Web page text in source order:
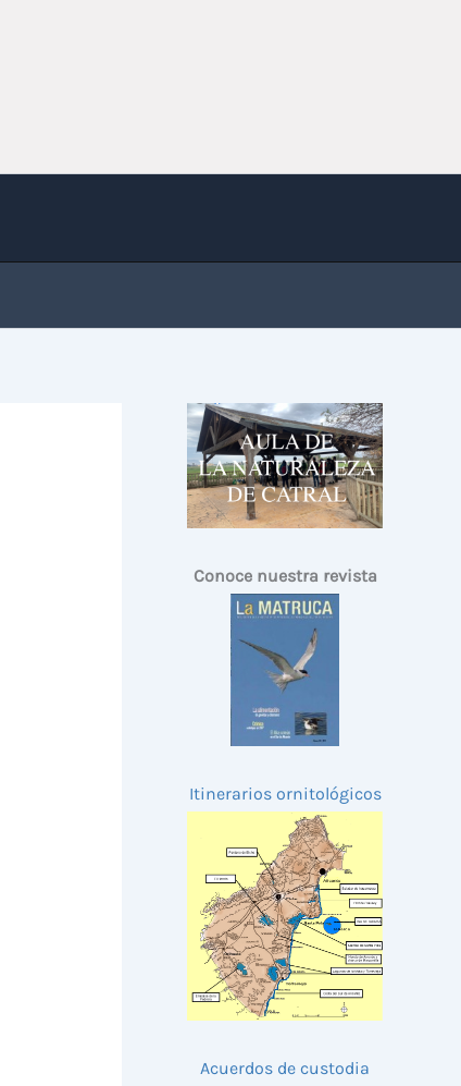
Conoce nuestra revista
Itinerarios ornitológicos
Acuerdos de custodia